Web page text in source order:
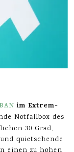
im Extrem-
Notfallbox des
30 Grad,
quietschende